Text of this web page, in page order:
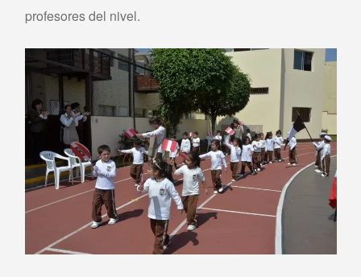
profesores del nivel.